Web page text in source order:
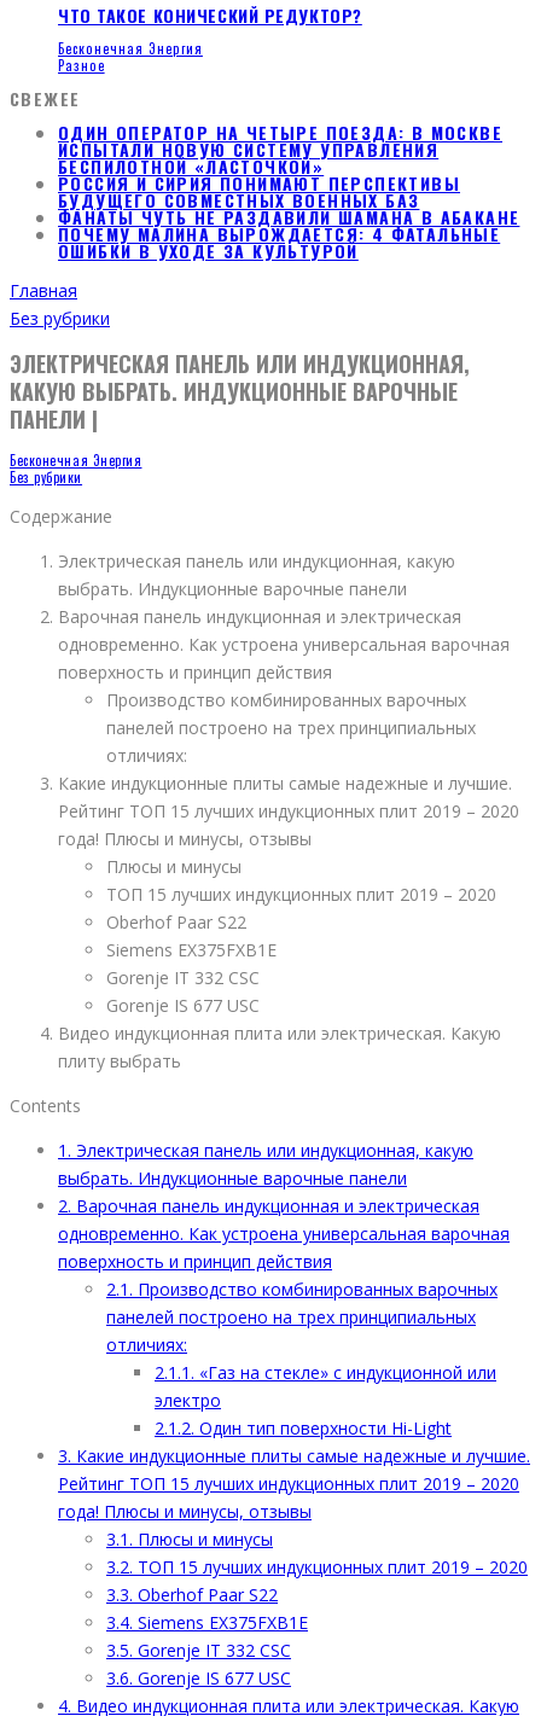
ЧТО ТАКОЕ КОНИЧЕСКИЙ РЕДУКТОР?
Бесконечная Энергия
Разное
СВЕЖЕЕ
ОДИН ОПЕРАТОР НА ЧЕТЫРЕ ПОЕЗДА: В МОСКВЕ
ИСПЫТАЛИ НОВУЮ СИСТЕМУ УПРАВЛЕНИЯ
БЕСПИЛОТНОЙ «ЛАСТОЧКОЙ»
РОССИЯ И СИРИЯ ПОНИМАЮТ ПЕРСПЕКТИВЫ
БУДУЩЕГО СОВМЕСТНЫХ ВОЕННЫХ БАЗ
ФАНАТЫ ЧУТЬ НЕ РАЗДАВИЛИ ШАМАНА В АБАКАНЕ
ПОЧЕМУ МАЛИНА ВЫРОЖДАЕТСЯ: 4 ФАТАЛЬНЫЕ
ОШИБКИ В УХОДЕ ЗА КУЛЬТУРОЙ
Главная
Без рубрики
ЭЛЕКТРИЧЕСКАЯ ПАНЕЛЬ ИЛИ ИНДУКЦИОННАЯ,
КАКУЮ ВЫБРАТЬ. ИНДУКЦИОННЫЕ ВАРОЧНЫЕ
ПАНЕЛИ |
Бесконечная Энергия
Без рубрики
Содержание
Электрическая панель или индукционная, какую
выбрать. Индукционные варочные панели
Варочная панель индукционная и электрическая
одновременно. Как устроена универсальная варочная
поверхность и принцип действия
Производство комбинированных варочных
панелей построено на трех принципиальных
отличиях:
Какие индукционные плиты самые надежные и лучшие.
Рейтинг ТОП 15 лучших индукционных плит 2019 – 2020
года! Плюсы и минусы, отзывы
Плюсы и минусы
ТОП 15 лучших индукционных плит 2019 – 2020
Oberhof Paar S22
Siemens EX375FXB1E
Gorenje IT 332 CSC
Gorenje IS 677 USC
Видео индукционная плита или электрическая. Какую
плиту выбрать
Contents
1. Электрическая панель или индукционная, какую
выбрать. Индукционные варочные панели
2. Варочная панель индукционная и электрическая
одновременно. Как устроена универсальная варочная
поверхность и принцип действия
2.1. Производство комбинированных варочных
панелей построено на трех принципиальных
отличиях:
2.1.1. «Газ на стекле» с индукционной или
электро
2.1.2. Один тип поверхности Hi-Light
3. Какие индукционные плиты самые надежные и лучшие.
Рейтинг ТОП 15 лучших индукционных плит 2019 – 2020
года! Плюсы и минусы, отзывы
3.1. Плюсы и минусы
3.2. ТОП 15 лучших индукционных плит 2019 – 2020
3.3. Oberhof Paar S22
3.4. Siemens EX375FXB1E
3.5. Gorenje IT 332 CSC
3.6. Gorenje IS 677 USC
4. Видео индукционная плита или электрическая. Какую